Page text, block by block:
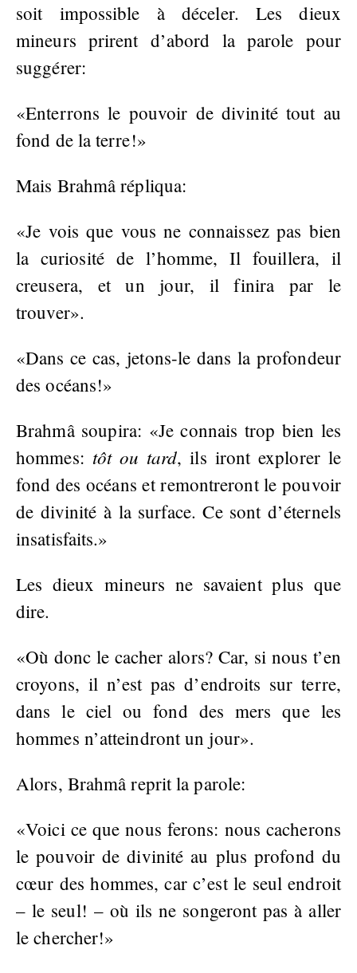
soit impossible à déceler. Les dieux
mineurs prirent d’abord la parole pour
suggérer:
«Enterrons le pouvoir de divinité tout au
fond de la terre!»
Mais Brahmâ répliqua:
«Je vois que vous ne connaissez pas bien
la curiosité de l’homme, Il fouillera, il
creusera, et un jour, il finira par le
trouver».
«Dans ce cas, jetons-le dans la profondeur
des océans!»
Brahmâ soupira: «Je connais trop bien les
hommes: tôt ou tard, ils iront explorer le
fond des océans et remontreront le pouvoir
de divinité à la surface. Ce sont d’éternels
insatisfaits.»
Les dieux mineurs ne savaient plus que
dire.
«Où donc le cacher alors? Car, si nous t’en
croyons, il n’est pas d’endroits sur terre,
dans le ciel ou fond des mers que les
hommes n’atteindront un jour».
Alors, Brahmâ reprit la parole:
«Voici ce que nous ferons: nous cacherons
le pouvoir de divinité au plus profond du
cœur des hommes, car c’est le seul endroit
– le seul! – où ils ne songeront pas à aller
le chercher!»